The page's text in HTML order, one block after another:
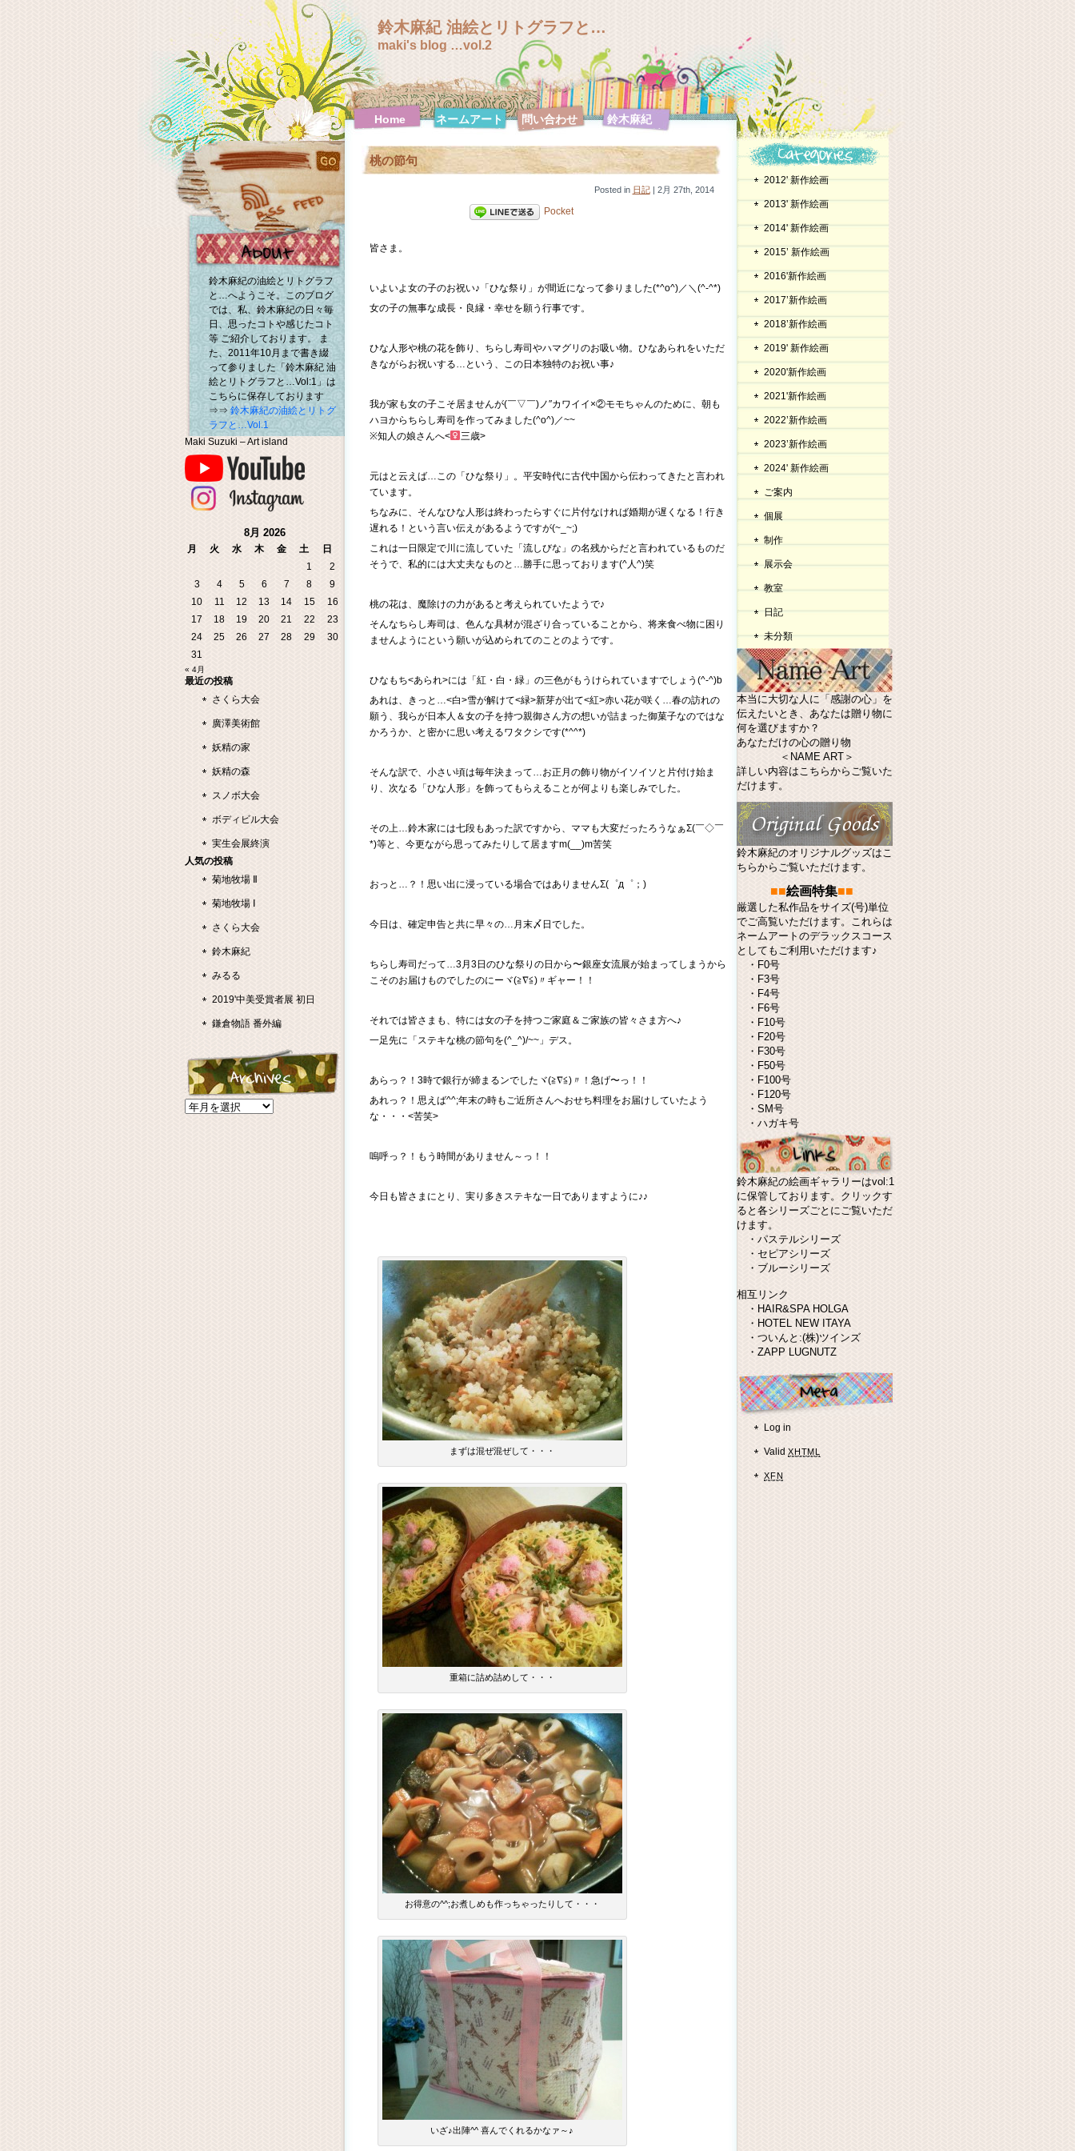
鈴木麻紀 油絵とリトグラフと…
maki's blog …vol.2
Home ネームアート 問い合わせ
鈴木麻紀
鈴木麻紀 絵
画特集
鈴木麻紀 絵
画特集【F0
号シリーズ】
鈴木麻紀 絵
画特集
【F100号シ
リーズ】
鈴木麻紀 絵
画特集【F10
号シリーズ】
鈴木麻紀 絵
画特集
画特集【F20
画特集【F50
号シリーズ】
画特集【F6
号シリーズ】
画特集【SM
号シリーズ】
画特集【ハガ
鈴木麻紀の油絵とリトグラフ
と…へようこそ。このブログ
では、私、鈴木麻紀の日々毎
日、思ったコトや感じたコト
等 ご紹介しております。 ま
た、2011年10月まで書き綴
って参りました「鈴木麻紀 油
絵とリトグラフと…Vol:1」は
こちらに保存しております
⇒⇒ 鈴木麻紀の油絵とリトグ
ラフと…Vol.1
Maki Suzuki – Art island
8月 2026
月 火 水 木 金 土
日
1
2
3
4 5 6 7 8
9
10
11 12 13 14 15
16
17
18 19 20 21 22
23
24
25 26 27 28 29
30
31
« 4月
最近の投稿
さくら大会
廣澤美術館
妖精の家
妖精の森
スノボ大会
ボディビル大会
実生会展終演
人気の投稿
菊地牧場 Ⅱ
菊地牧場 Ⅰ
さくら大会
鈴木麻紀
みるる
2019'中美受賞者展 初日
鎌倉物語 番外編
桃の節句
Posted in 日記| 2月 27th, 2014
Pocket
皆さま。
いよいよ女の子のお祝い♪「ひな祭り」が間近になって参りました(*^o^)／＼(^-^*)
女の子の無事な成長・良縁・幸せを願う行事です。
ひな人形や桃の花を飾り、ちらし寿司やハマグリのお吸い物。ひなあられをいただ
きながらお祝いする…という、この日本独特のお祝い事♪
我が家も女の子こそ居ませんが(￣▽￣)ノ″カワイイ×②モモちゃんのために、朝も
ハヨからちらし寿司を作ってみました(^o^)／~~
※知人の娘さんへ<
三歳>
元はと云えば…この「ひな祭り」。平安時代に古代中国から伝わってきたと言われ
ています。
ちなみに、そんなひな人形は終わったらすぐに片付なければ婚期が遅くなる！行き
遅れる！という言い伝えがあるようですが(~_~;)
これは一日限定で川に流していた「流しびな」の名残からだと言われているものだ
そうで、私的には大丈夫なものと…勝手に思っております(^人^)笑
桃の花は、魔除けの力があると考えられていたようで♪
そんなちらし寿司は、色んな具材が混ざり合っていることから、将来食べ物に困り
ませんようにという願いが込められてのことのようです。
ひなもち<あられ>には「紅・白・緑」の三色がもうけられていますでしょう(^-^)b
あれは、きっと…<白>雪が解けて<緑>新芽が出て<紅>赤い花が咲く…春の訪れの
願う、我らが日本人＆女の子を持つ親御さん方の想いが詰まった御菓子なのではな
かろうか、と密かに思い考えるワタクシです(*^^*)
そんな訳で、小さい頃は毎年決まって…お正月の飾り物がイソイソと片付け始ま
り、次なる「ひな人形」を飾ってもらえることが何よりも楽しみでした。
その上…鈴木家には七段もあった訳ですから、ママも大変だったろうなぁΣ(￣◇￣
*)等と、今更ながら思ってみたりして居ますm(__)m苦笑
おっと…？！思い出に浸っている場合ではありませんΣ(゜д゜；)
今日は、確定申告と共に早々の…月末〆日でした。
ちらし寿司だって…3月3日のひな祭りの日から〜銀座女流展が始まってしまうから
こそのお届けものでしたのにーヾ(≧∇≦)〃ギャー！！
それでは皆さまも、特には女の子を持つご家庭＆ご家族の皆々さま方へ♪
一足先に「ステキな桃の節句を(^_^)/~~」デス。
あらっ？！3時で銀行が締まるンでしたヾ(≧∇≦)〃！急げ〜っ！！
あれっ？！思えば^^;年末の時もご近所さんへおせち料理をお届けしていたよう
な・・・<苦笑>
嗚呼っ？！もう時間がありません～っ！！
今日も皆さまにとり、実り多きステキな一日でありますように♪♪
まずは混ぜ混ぜして・・・
重箱に詰め詰めして・・・
お得意の^^;お煮しめも作っちゃったりして・・・
いざ♪出陣^^ 喜んでくれるかなァ～♪
2012' 新作絵画
2013' 新作絵画
2014' 新作絵画
2015’ 新作絵画
2016'新作絵画
2017’新作絵画
2018’新作絵画
2019' 新作絵画
2020'新作絵画
2021'新作絵画
2022’新作絵画
2023’新作絵画
2024' 新作絵画
ご案内
個展
制作
展示会
教室
日記
未分類
本当に大切な人に「感謝の心」を
伝えたいとき、あなたは贈り物に
何を選びますか？
あなただけの心の贈り物
＜NAME ART＞
詳しい内容はこちらからご覧いた
だけます。
鈴木麻紀のオリジナルグッズはこ
ちらからご覧いただけます。
■■絵画特集■■
厳選した私作品をサイズ(号)単位
でご高覧いただけます。これらは
ネームアート のデラックスコース
としてもご利用いただけます♪
・ F0号
・ F3号
・ F4号
・ F6号
・ F10号
・ F20号
・ F30号
・ F50号
・ F100号
・ F120号
・ SM号
・ ハガキ号
鈴木麻紀の絵画ギャラリーはvol:1
に保管しております。クリックす
ると各シリーズごとにご覧いただ
けます。
・ パステルシリーズ
・ セピアシリーズ
・ ブルーシリーズ
相互リンク
・ HAIR&SPA HOLGA
・ HOTEL NEW ITAYA
・ ついんと:(株)ツインズ
・ ZAPP LUGNUTZ
Log in
Valid XHTML
XFN